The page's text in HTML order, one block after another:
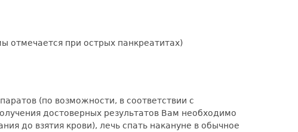
отмечается при острых панкреатитах)
(по возможности, в соответствии с
достоверных результатов Вам необходимо
до взятия крови), лечь спать накануне в обычное